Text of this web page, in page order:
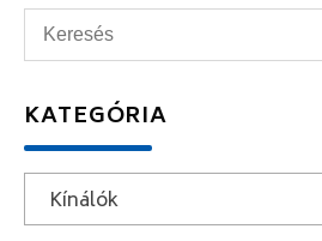
KATEGÓRIA
Kínálók